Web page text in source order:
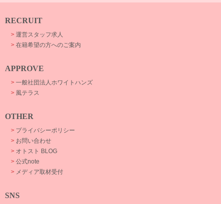
RECRUIT
> 運営スタッフ求人
> 在籍希望の方へのご案内
APPROVE
> 一般社団法人ホワイトハンズ
> 風テラス
OTHER
> プライバシーポリシー
> お問い合わせ
> オトスト BLOG
> 公式note
> メディア取材受付
SNS